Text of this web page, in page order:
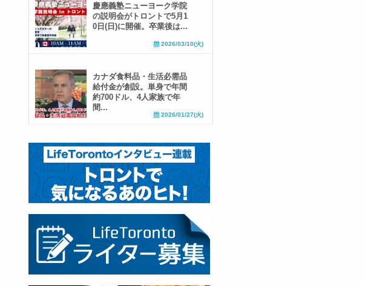
慶應義塾ニューヨーク学院
の説明会がトロントで5月1
0日(日)に開催。卒業後は...
2026/03/10(火)
カナダ食料品・生活必需品
給付金が創設。単身で年間
約700ドル、4人家族で年
間...
2026/01/27(火)